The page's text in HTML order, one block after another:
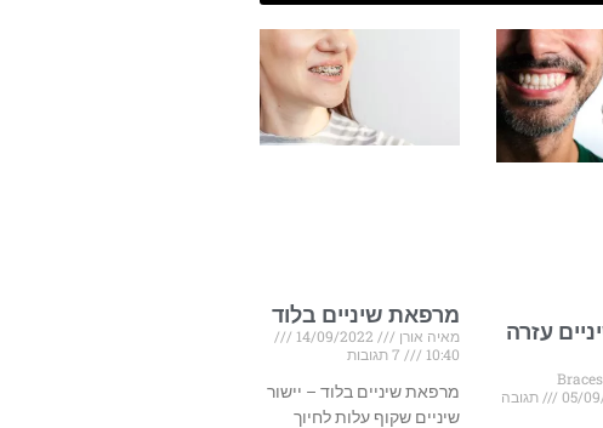
עזרה
05/
תגובה
מרפאת שיניים בלוד
מאיה אורן
10:40
מרפאת שיניים בלוד – יישור
שיניים שקוף עלות לחיוך